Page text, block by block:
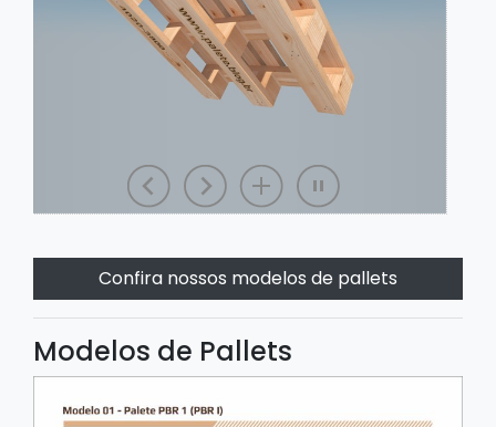
Confira nossos modelos de pallets
Modelos de Pallets